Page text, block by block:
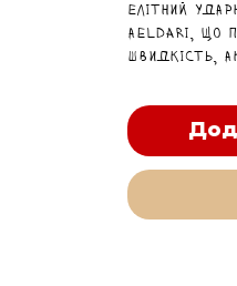
Елітний
Aeldari, що
швидкість,
ближньому